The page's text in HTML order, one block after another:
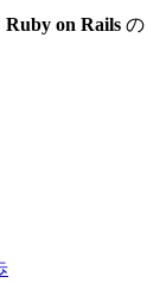
Ruby on Rails の